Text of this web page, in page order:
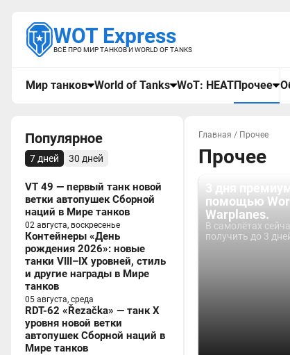
WOT Express
ВСЁ ПРО МИР ТАНКОВ И WORLD OF TANKS
Мир танков World of Tanks WoT: HEATПрочее
Популярное
7 дней 30 дней
VT 49 — первый танк новой
ветки автопушек Сборной
наций в Мире танков
02 августа, воскресенье
Контейнеры «День
рождения 2026»: новые
танки VIII–IX уровней, стиль
и другие награды в Мире
танков
05 августа, среда
RDT-62 «Řezačka» — танк X
уровня новой ветки
автопушек Сборной наций в
Мире танков
Главная / Прочее
Прочее
помощью
Warplanes.
В самолётах
получить до 3